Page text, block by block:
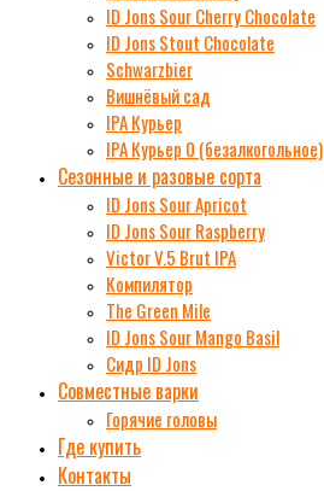
ID Jons Sour Cherry Chocolate
ID Jons Stout Chocolate
Schwarzbier
Вишнёвый сад
IPA Курьер
IPA Курьер 0 (безалкогольное)
Сезонные и разовые сорта
ID Jons Sour Аpricot
ID Jons Sour Raspberry
Victor V.5 Brut IPA
Компилятор
The Green Mile
ID Jons Sour Мango Basil
Сидр ID Jons
Совместные варки
Горячие головы
Где купить
Контакты